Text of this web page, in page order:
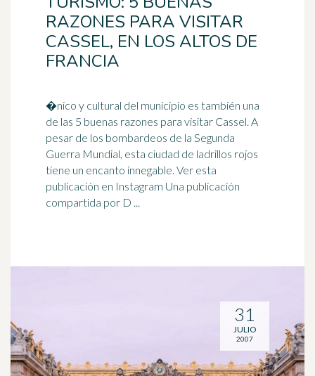
RAZONES PARA VISITAR
CASSEL, EN LOS ALTOS DE
FRANCIA
�nico y cultural del municipio es también una
de las 5 buenas razones para visitar Cassel. A
pesar de los bombardeos de la Segunda
Guerra Mundial, esta ciudad de ladrillos rojos
tiene un encanto innegable. Ver esta
publicación en Instagram Una publicación
compartida por D ...
31
JULIO
2007